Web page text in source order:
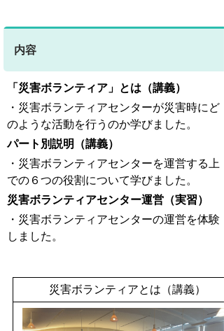
内容
「災害ボランティア」とは（講義）
・災害ボランティアセンターが災害時にど
のような活動を行うのか学びました。
パート別説明（講義）
・災害ボランティアセンターを運営する上
での６つの役割について学びました。
災害ボランティアセンター運営（実習）
・災害ボランティアセンターの運営を体験
しました。
災害ボランティアとは（講義）